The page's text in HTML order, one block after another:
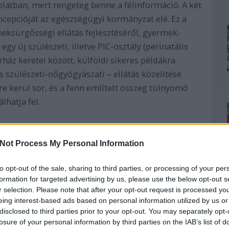
Process My Personal Information
opt-out of the sale, sharing to third parties, or processing of your
for targeted advertising by us, please use the below opt-out
selection. Please note that after your opt-out request is processed
interest-based ads based on personal information utilized by us
to third parties prior to your opt-out. You may separately
of your personal information by third parties on the IAB’s list of
mert rengeteg benne a félinformáció. A két
az egészségügyi kormányzat elé. Ez a
ellátás fejlesztéséről, gyermek-
új szülészeti, illetve PIC-osztály (perinatális
keretei között, külföldi sikeres példákra
nőgyógyászati – ellátás közelítése
kerül sor, és a fenn említett összeg túlnyomó
fel.
a koncepció már tavaly is tartalmazott,
így a kevésbé medikalizált szülészetre
a hálapénz elutasításának vállallását, illetve
hogy abortuszt az új felnőtt
ma is joga van visszautasítani az
Velkey György, a Bethesda igazgatója és a